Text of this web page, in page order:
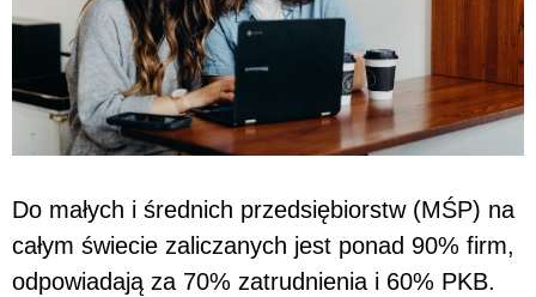
Do małych i średnich przedsiębiorstw (MŚP) na
całym świecie zaliczanych jest ponad 90% firm,
odpowiadają za 70% zatrudnienia i 60% PKB.